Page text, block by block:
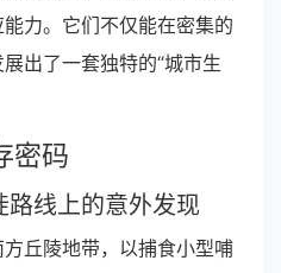
力。它们不仅能在密集的
出了一套独特的“城市生
密码
路线上的意外发现
丘陵地带，以捕食小型哺